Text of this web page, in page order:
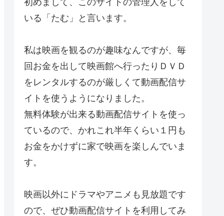
いる「たむ」と言います。
私は映画を観るのが趣味なんですが、毎
回お金を出して映画館へ行ったりＤＶＤ
をレンタルするのが厳しくて動画配信サ
イトを使うようになりました。
無料体験が出来る動画配信サイトを使っ
ているので、かれこれ半年くらい１円も
お金をかけずに家で映画を楽しんでいま
す。
映画以外にドラマやアニメも見放題です
ので、ぜひ動画配信サイトを利用してみ